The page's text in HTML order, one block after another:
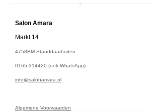
Salon Amara
Markt 14
4758BM Standdaarbuiten
0165-314420 (ook WhatsApp)
info@salonamara.nl
Algemene Voorwaarden